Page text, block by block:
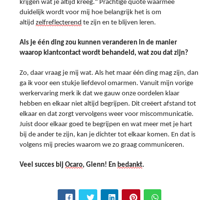
krijgen wat je altijd kreeg." Prachtige quote waarmee
duidelijk wordt voor mij hoe belangrijk het is om
altijd zelfreflecterend te zijn en te blijven leren.
Als je één ding zou kunnen veranderen in de manier
waarop klantcontact wordt behandeld, wat zou dat zijn?
Zo, daar vraag je mij wat. Als het maar één ding mag zijn, dan
ga ik voor een stukje liefdevol omarmen. Vanuit mijn vorige
werkervaring merk ik dat we gauw onze oordelen klaar
hebben en elkaar niet altijd begrijpen. Dit creëert afstand tot
elkaar en dat zorgt vervolgens weer voor miscommunicatie.
Juist door elkaar goed te begrijpen en wat meer met je hart
bij de ander te zijn, kan je dichter tot elkaar komen. En dat is
volgens mij precies waarom we zo graag communiceren.
Veel succes bij Ocaro, Glenn! En bedankt.